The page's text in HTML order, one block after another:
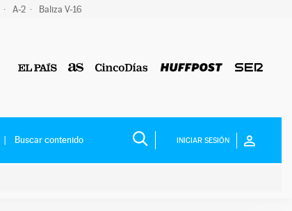
A-2 Baliza V-16
INICIAR SESIÓN